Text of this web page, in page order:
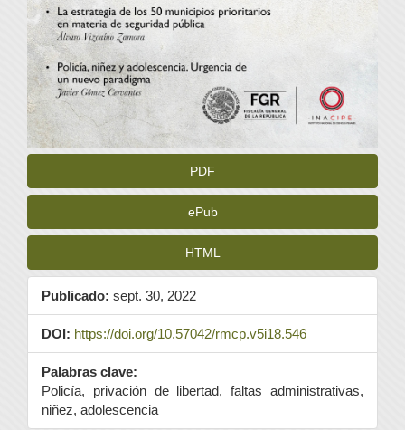
PDF
ePub
HTML
Publicado: sept. 30, 2022
DOI: https://doi.org/10.57042/rmcp.v5i18.546
Palabras clave:
Policía, privación de libertad, faltas administrativas,
niñez, adolescencia